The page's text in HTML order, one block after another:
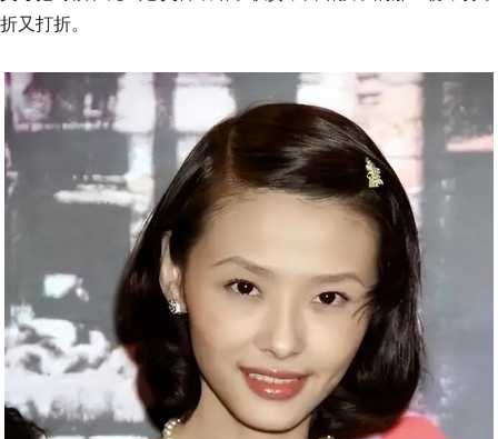
折又打折。